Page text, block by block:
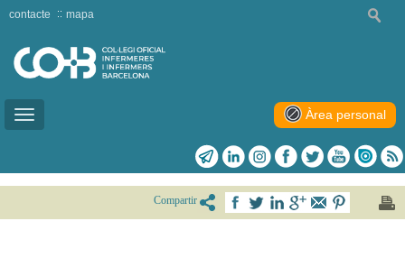
Toggle
contacte mapa
Àrea personal
Compartir